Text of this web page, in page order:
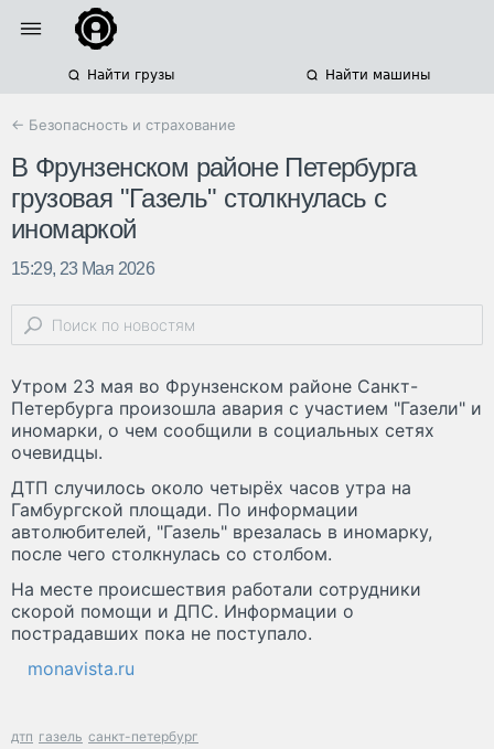
Найти грузы Найти машины
← Безопасность и страхование
В Фрунзенском районе Петербурга
грузовая "Газель" столкнулась с
иномаркой
15:29, 23 Мая 2026
Утром 23 мая во Фрунзенском районе Санкт-
Петербурга произошла авария с участием "Газели" и
иномарки, о чем сообщили в социальных сетях
очевидцы.
ДТП случилось около четырёх часов утра на
Гамбургской площади. По информации
автолюбителей, "Газель" врезалась в иномарку,
после чего столкнулась со столбом.
На месте происшествия работали сотрудники
скорой помощи и ДПС. Информации о
пострадавших пока не поступало.
monavista.ru
дтп газель санкт-петербург